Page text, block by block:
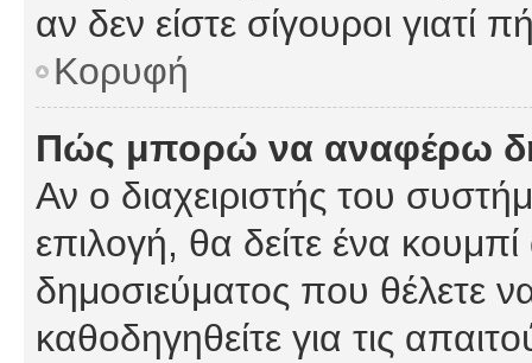
αν δεν είστε σίγουροι γιατί
Κορυφή
Πώς μπορώ να αναφέρω
Αν ο διαχειριστής του
επιλογή, θα δείτε ένα
δημοσιεύματος που θέλετε
καθοδηγηθείτε για τις